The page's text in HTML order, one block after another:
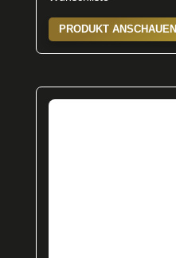
PRODUKT ANSCHAUEN